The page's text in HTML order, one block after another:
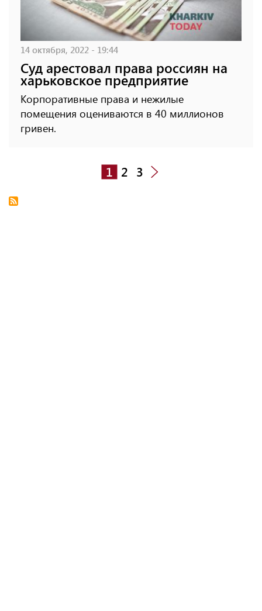
14 октября, 2022 - 19:44
Суд арестовал права россиян на
харьковское предприятие
Корпоративные права и нежилые
помещения оцениваются в 40 миллионов
гривен.
1 2 3